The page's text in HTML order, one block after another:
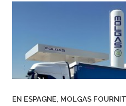
EN ESPAGNE, MOLGAS